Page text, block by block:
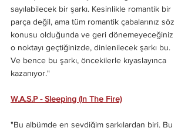
sayılabilecek bir şarkı. Kesinlikle romantik bir
parça değil, ama tüm romantik çabalarınız söz
konusu olduğunda ve geri dönemeyeceğiniz
o noktayı geçtiğinizde, dinlenilecek şarkı bu.
Ve bence bu şarkı, öncekilerle kıyaslayınca
kazanıyor."
W.A.S.P - Sleeping (In The Fire)
"Bu albümde en sevdiğim şarkılardan biri. Bu